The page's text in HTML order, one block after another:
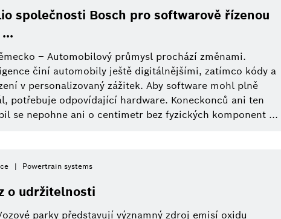
společnosti Bosch pro softwarově řízenou
– Automobilový průmysl prochází změnami.
činí automobily ještě digitálnějšími, zatímco kódy a
v personalizovaný zážitek. Aby software mohl plně
potřebuje odpovídající hardware. Koneckonců ani ten
se nepohne ani o centimetr bez fyzických komponent ...
Powertrain systems
o udržitelnosti
parky představují významný zdroj emisí oxidu